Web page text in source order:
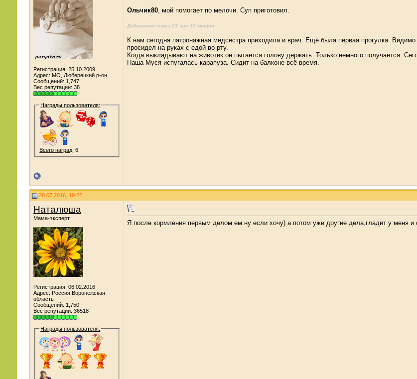
Регистрация: 25.10.2009
Адрес: МО, Люберецкий р-он
Сообщений: 1,747
Вес репутации: 38
Награды пользователя:
Всего наград: 6
Ольчик80, мой помогает по мелочи. Суп приготовил.
Добавлено через 21 час 37 минут
К нам сегодня патронажная медсестра приходила и врач. Ещё была первая прогулка.
просидел на руках с едой во рту.
Когда выкладывают на животик он пытается голову держать. Только немного получается.
Наша Муся испугалась карапуза. Сидит на балконе всё время.
28.07.2016, 19:22
Наталюша
Мама-эксперт
Регистрация: 06.02.2016
Адрес: Россия,Воронежская
область
Сообщений: 1,750
Вес репутации: 36518
Награды пользователя:
Я после кормления первым делом ем ну если хочу) а потом уже другие дела,гладит у меня и